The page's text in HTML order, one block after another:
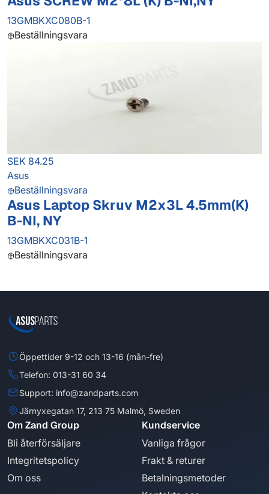
13GMBKXC080B-1
Beställningsvara
SEK 84.25
Asus
Beställningsvara
Asus Laptop Skruv M2x3L 4.5mm(K)
B-NI, NY
13GMBKXC031B-1
Beställningsvara
Öppettider 9-12 och 13-16 (mån-fre)
Telefon: 013-31 60 34
Support: info@zandparts.com
Järnyxegatan 17, 213 75 Malmö, Sweden
Om Zand Group
Bli återförsäljare
Integritetspolicy
Om oss
Kundservice
Vanliga frågor
Frakt & returer
Betalningsmetoder